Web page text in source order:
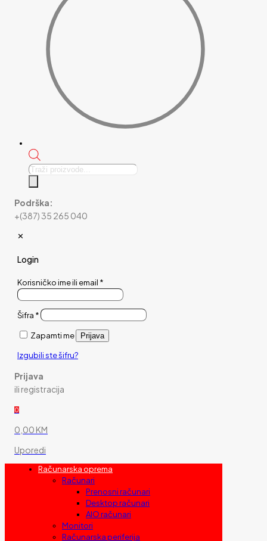
Products
Podrška:
+(387) 35 265 040
✕
Login
Korisničko ime ili email *
Šifra *
Zapamti me Prijava
Izgubili ste šifru?
Prijava
ili registracija
0
0,00 KM
Uporedi
Računarska oprema
Računari
Prenosni računari
Desktop računari
AIO računari
Monitori
Računarska periferija